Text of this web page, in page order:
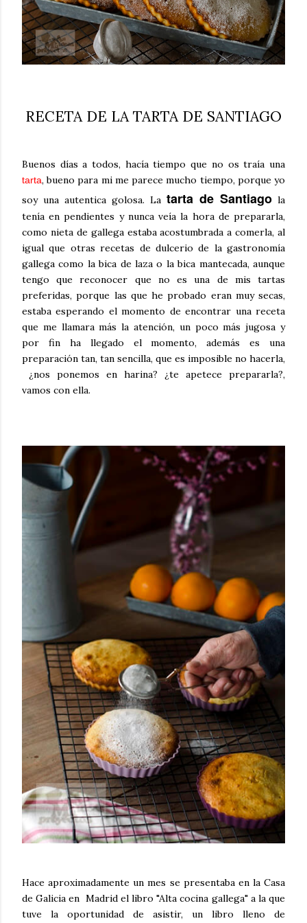
RECETA DE LA TARTA DE SANTIAGO
Buenos días a todos, hacía tiempo que no os traía una
tarta, bueno para mi me parece mucho tiempo, porque yo
soy una autentica golosa. La tarta de Santiago la
tenía en pendientes y nunca veía la hora de prepararla,
como nieta de gallega estaba acostumbrada a comerla, al
igual que otras recetas de dulcerio de la gastronomía
gallega como la bica de laza o la bica mantecada, aunque
tengo que reconocer que no es una de mis tartas
preferidas, porque las que he probado eran muy secas,
estaba esperando el momento de encontrar una receta
que me llamara más la atención, un poco más jugosa y
por fin ha llegado el momento, además es una
preparación tan, tan sencilla, que es imposible no hacerla,
¿nos ponemos en harina? ¿te apetece prepararla?,
vamos con ella.
Hace aproximadamente un mes se presentaba en la Casa
de Galicia en Madrid el libro "Alta cocina gallega" a la que
tuve la oportunidad de asistir, un libro lleno de